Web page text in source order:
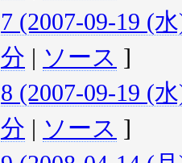
7 (2007-09-19 (
分 | ソース ]
8 (2007-09-19 (
分 | ソース ]